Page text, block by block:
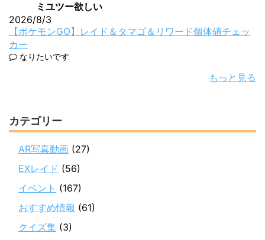
ミユツー欲しい
2026/8/3
【ポケモンGO】レイド＆タマゴ＆リワード個体値チェッ
カー
なりたいです
もっと見る
カテゴリー
AR写真動画 (27)
EXレイド (56)
イベント (167)
おすすめ情報 (61)
クイズ集 (3)